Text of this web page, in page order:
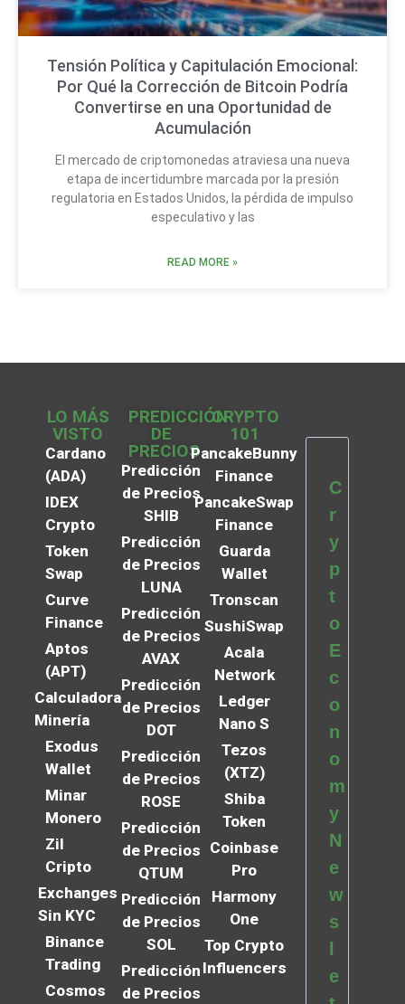
Tensión Política y Capitulación Emocional:
Por Qué la Corrección de Bitcoin Podría
Convertirse en una Oportunidad de
Acumulación
El mercado de criptomonedas atraviesa una nueva
etapa de incertidumbre marcada por la presión
regulatoria en Estados Unidos, la pérdida de impulso
especulativo y las
READ MORE »
LO MÁS
VISTO
Cardano
(ADA)
IDEX
Crypto
Token
Swap
Curve
Finance
Aptos
(APT)
Calculadora
Minería
Exodus
Wallet
Minar
Monero
Zil
Cripto
Exchanges
Sin KYC
Binance
Trading
Cosmos
PREDICCIÓN
DE
PRECIOS
Predicción
de Precios
SHIB
Predicción
de Precios
LUNA
Predicción
de Precios
AVAX
Predicción
de Precios
DOT
Predicción
de Precios
ROSE
Predicción
de Precios
QTUM
Predicción
de Precios
SOL
Predicción
de Precios
CRYPTO
101
PancakeBunny
Finance
PancakeSwap
Finance
Guarda
Wallet
Tronscan
SushiSwap
Acala
Network
Ledger
Nano S
Tezos
(XTZ)
Shiba
Token
Coinbase
Pro
Harmony
One
Top Crypto
Influencers
C
r
y
p
t
o
E
c
o
n
o
m
y
N
e
w
s
e